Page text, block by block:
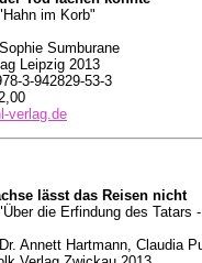
im Korb"
Sumburane
Leipzig 2013
3-942829-53-3
verlag.de
lässt das Reisen nicht
die Erfindung des Tatars
Annett Hartmann, Claudia